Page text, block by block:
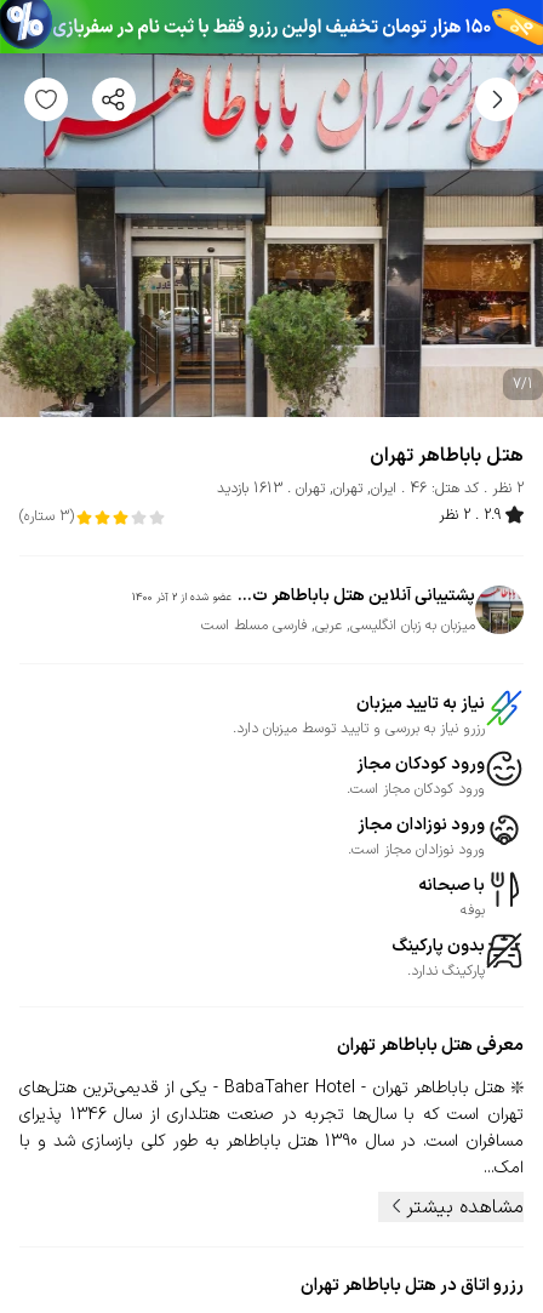
7/1
هتل باباطاهر تهران
2 نظر کد هتل: 46 ایران, تهران, تهران
1613 بازدید
2.9
2 نظر (
3 ستاره)
پشتیبانی آنلاین هتل باباطاهر ت... عضو شده از 2 آذر 1400
میزبان به زبان انگلیسی, عربی, فارسی مسلط است
نیاز به تایید میزبان
رزرو نیاز به بررسی و تایید توسط میزبان دارد.
ورود کودکان مجاز
ورود کودکان مجاز است.
ورود نوزادان مجاز
ورود نوزادان مجاز است.
با صبحانه
بوفه
بدون پارکینگ
پارکینگ ندارد.
معرفیهتل باباطاهر تهران
❇️ هتل باباطاهر تهران - BabaTaher Hotel - یکی از قدیمی‌ترین هتل‌های
تهران است که با سال‌ها تجربه در صنعت هتلداری از سال 1346 پذیرای
مسافران است. در سال 1390 هتل باباطاهر به طور کلی بازسازی شد و با
امک...
مشاهده بیشتر
رزرو اتاق در هتل باباطاهر تهران